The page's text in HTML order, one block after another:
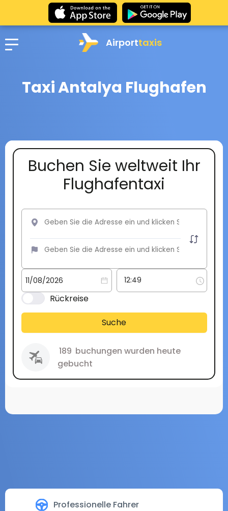
Airporttaxis
Taxi Antalya Flughafen
Professionelle Fahrer
Buchen Sie weltweit Ihr
Flughafentaxi
Rückreise
Suche
189 buchungen wurden heute
gebucht